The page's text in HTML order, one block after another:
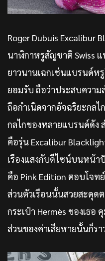
Roger Dubuis Excalibur
นาฬิกาหรูสัญชาติ Swiss
ยาวนานเฉกเช่นแบรนด์ห
ยอมรับ ถือว่าประสบความ
ถือกำเนิดจากอัจฉริยะกลไ
กลไกของหลายแบรนด์ดัง
คือรุ่น Excalibur
เรืองแสงกับดีไซน์บนหน้า
คือ Pink Edition ตอบโจท
ส่วนตัวเรือนนั้นสวยสะดุด
กระเป๋า Hermès ของเธอ
ส่วนของค่าเสียหายนั้นก็ร